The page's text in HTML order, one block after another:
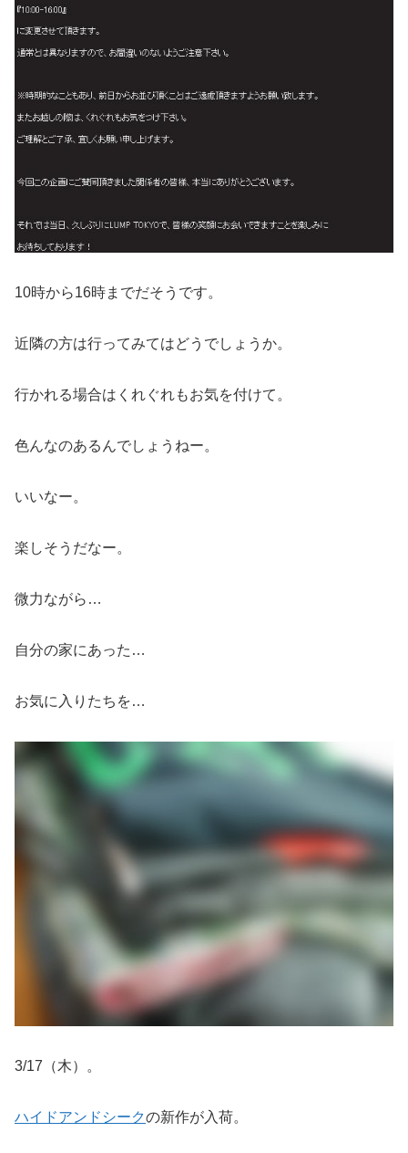
10時から16時までだそうです。
近隣の方は行ってみてはどうでしょうか。
行かれる場合はくれぐれもお気を付けて。
色んなのあるんでしょうねー。
いいなー。
楽しそうだなー。
微力ながら…
自分の家にあった…
お気に入りたちを…
3/17（木）。
ハイドアンドシークの新作が入荷。